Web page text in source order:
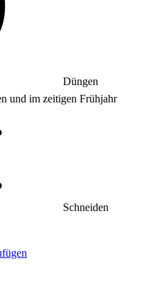
Düngen
und im zeitigen Frühjahr
Schneiden